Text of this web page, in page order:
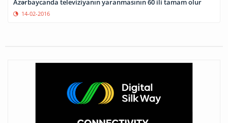
Azərbaycanda televiziyanın yaranmasının 60 ili tamam olur
14-02-2016